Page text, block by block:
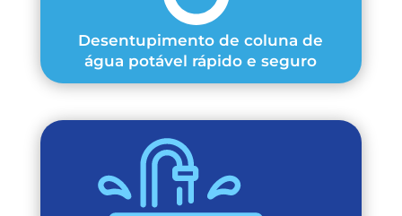
Desentupimento de coluna de
água potável rápido e seguro